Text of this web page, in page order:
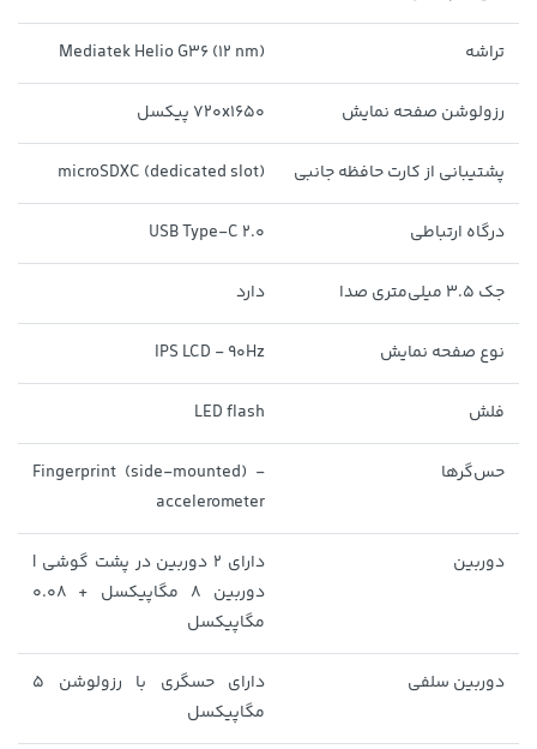
171,500
1,509,000 تومان
1,959,000
56,080,000 تومان
56,680,000 تومان
تراشه Mediatek Helio G36 (12 nm)
رزولوشن صفحه نمایش 720x1650 پیکسل
پشتیبانی از کارت حافظه جانبی microSDXC (dedicated slot)
درگاه ارتباطی USB Type-C 2.0
جک 3.5 میلی‌متری صدا دارد
نوع صفحه نمایش IPS LCD - 90Hz
فلش LED flash
حس‌گرها
Fingerprint (side-mounted) -
accelerometer
دوربین
دارای 2 دوربین در پشت گوشی |
دوربین 8 مگاپیکسل + 0.08
مگاپیکسل
دوربین سلفی
دارای حسگری با رزولوشن 5
مگاپیکسل